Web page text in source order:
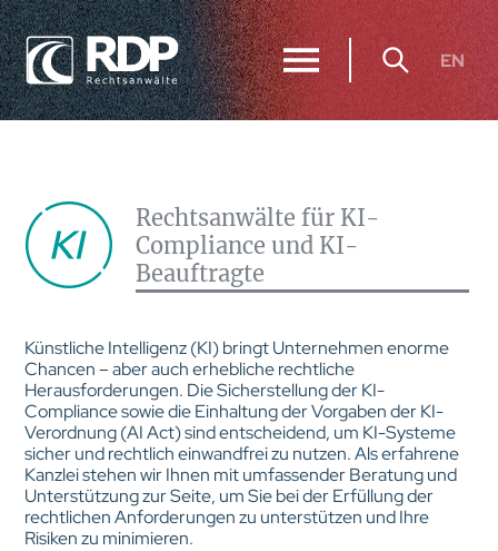
EN
Rechtsanwälte für KI-
Compliance und KI-
Beauftragte
Künstliche Intelligenz (KI) bringt Unternehmen enorme
Chancen – aber auch erhebliche rechtliche
Herausforderungen. Die Sicherstellung der KI-
Compliance sowie die Einhaltung der Vorgaben der KI-
Verordnung (AI Act) sind entscheidend, um KI-Systeme
sicher und rechtlich einwandfrei zu nutzen. Als erfahrene
Kanzlei stehen wir Ihnen mit umfassender Beratung und
Unterstützung zur Seite, um Sie bei der Erfüllung der
rechtlichen Anforderungen zu unterstützen und Ihre
Risiken zu minimieren.